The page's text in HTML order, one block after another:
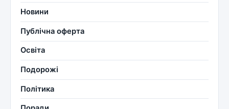
Новини
Публічна оферта
Освіта
Подорожі
Політика